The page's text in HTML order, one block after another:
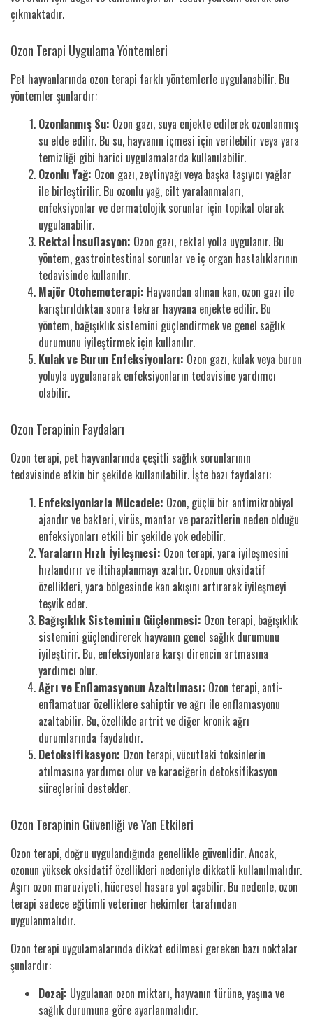
çıkmaktadır.
Ozon Terapi Uygulama Yöntemleri
Pet hayvanlarında ozon terapi farklı yöntemlerle uygulanabilir. Bu
yöntemler şunlardır:
Ozonlanmış Su: Ozon gazı, suya enjekte edilerek ozonlanmış
su elde edilir. Bu su, hayvanın içmesi için verilebilir veya yara
temizliği gibi harici uygulamalarda kullanılabilir.
Ozonlu Yağ: Ozon gazı, zeytinyağı veya başka taşıyıcı yağlar
ile birleştirilir. Bu ozonlu yağ, cilt yaralanmaları,
enfeksiyonlar ve dermatolojik sorunlar için topikal olarak
uygulanabilir.
Rektal İnsuflasyon: Ozon gazı, rektal yolla uygulanır. Bu
yöntem, gastrointestinal sorunlar ve iç organ hastalıklarının
tedavisinde kullanılır.
Majör Otohemoterapi: Hayvandan alınan kan, ozon gazı ile
karıştırıldıktan sonra tekrar hayvana enjekte edilir. Bu
yöntem, bağışıklık sistemini güçlendirmek ve genel sağlık
durumunu iyileştirmek için kullanılır.
Kulak ve Burun Enfeksiyonları: Ozon gazı, kulak veya burun
yoluyla uygulanarak enfeksiyonların tedavisine yardımcı
olabilir.
Ozon Terapinin Faydaları
Ozon terapi, pet hayvanlarında çeşitli sağlık sorunlarının
tedavisinde etkin bir şekilde kullanılabilir. İşte bazı faydaları:
Enfeksiyonlarla Mücadele: Ozon, güçlü bir antimikrobiyal
ajandır ve bakteri, virüs, mantar ve parazitlerin neden olduğu
enfeksiyonları etkili bir şekilde yok edebilir.
Yaraların Hızlı İyileşmesi: Ozon terapi, yara iyileşmesini
hızlandırır ve iltihaplanmayı azaltır. Ozonun oksidatif
özellikleri, yara bölgesinde kan akışını artırarak iyileşmeyi
teşvik eder.
Bağışıklık Sisteminin Güçlenmesi: Ozon terapi, bağışıklık
sistemini güçlendirerek hayvanın genel sağlık durumunu
iyileştirir. Bu, enfeksiyonlara karşı direncin artmasına
yardımcı olur.
Ağrı ve Enflamasyonun Azaltılması: Ozon terapi, anti-
enflamatuar özelliklere sahiptir ve ağrı ile enflamasyonu
azaltabilir. Bu, özellikle artrit ve diğer kronik ağrı
durumlarında faydalıdır.
Detoksifikasyon: Ozon terapi, vücuttaki toksinlerin
atılmasına yardımcı olur ve karaciğerin detoksifikasyon
süreçlerini destekler.
Ozon Terapinin Güvenliği ve Yan Etkileri
Ozon terapi, doğru uygulandığında genellikle güvenlidir. Ancak,
ozonun yüksek oksidatif özellikleri nedeniyle dikkatli kullanılmalıdır.
Aşırı ozon maruziyeti, hücresel hasara yol açabilir. Bu nedenle, ozon
terapi sadece eğitimli veteriner hekimler tarafından
uygulanmalıdır.
Ozon terapi uygulamalarında dikkat edilmesi gereken bazı noktalar
şunlardır:
Dozaj: Uygulanan ozon miktarı, hayvanın türüne, yaşına ve
sağlık durumuna göre ayarlanmalıdır.